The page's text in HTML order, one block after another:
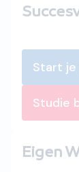
Start
Studie
Eigen